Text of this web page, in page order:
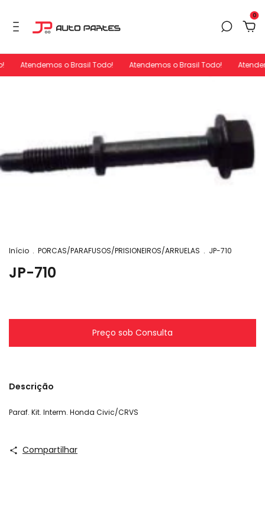
0
Atendemos o Brasil Todo! Atendemos o Brasil Todo!
Início . PORCAS/PARAFUSOS/PRISIONEIROS/ARRUELAS . JP-710
JP-710
Descrição
Paraf. Kit. Interm. Honda Civic/CRVS
Compartilhar